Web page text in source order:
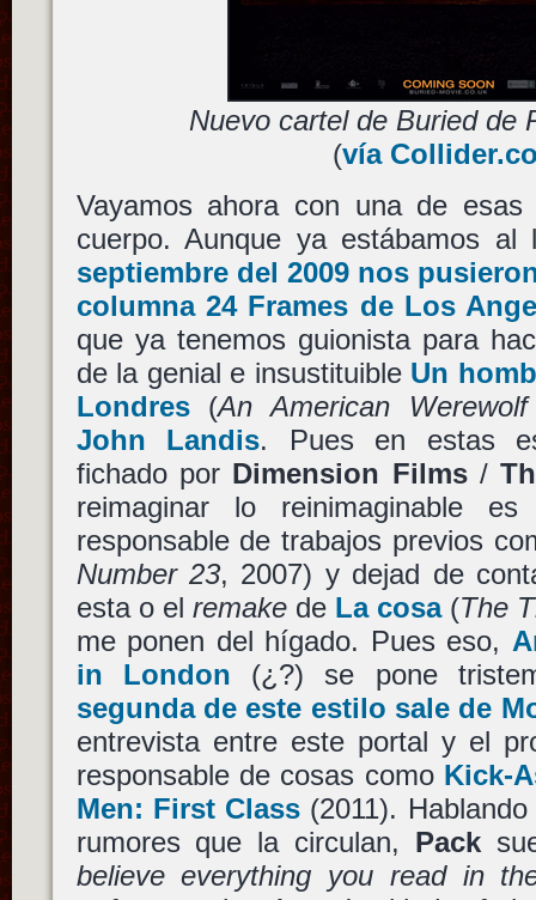
Nuevo cartel de Buried de
(vía
Vayamos ahora con una de
cuerpo. Aunque ya estábamos
septiembre del 2009 nos
columna 24 Frames de Los
que ya tenemos guionista para
de la genial e insustituible Un
Londres(An American
John Landis. Pues en estas
fichado por Dimension Films/
reimaginar lo reinimaginable
responsable de trabajos previos
Number 23, 2007) y dejad de
esta o el remakede La cosa(The
me ponen del hígado. Pues eso,
in London (¿?) se pone
segunda de este estilo sale de
entrevista entre este portal y el
responsable de cosas como Kick-
Men: First Class (2011).
rumores que la circulan, Pack
believe everything you read in